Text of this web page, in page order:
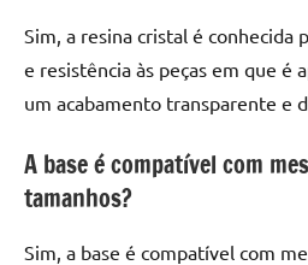
Sim, a resina cristal é conhecida
e resistência às peças em que é
um acabamento transparente e
A base é compatível com
tamanhos?
Sim, a base é compatível com